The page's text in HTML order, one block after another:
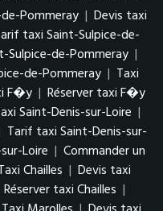
Pommeray | Devis taxi
taxi Saint-Sulpice-de-
Sulpice-de-Pommeray |
de-Pommeray | Taxi
F�y | Réserver taxi F�y
Saint-Denis-sur-Loire |
Tarif taxi Saint-Denis-sur-
Loire | Commander un
Chailles | Devis taxi
Réserver taxi Chailles |